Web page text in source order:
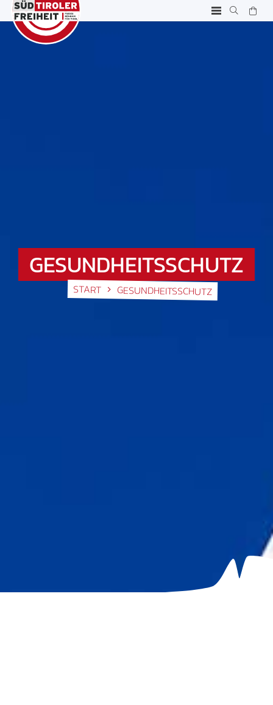
GESUNDHEITSSCHUTZ
START GESUNDHEITSSCHUTZ